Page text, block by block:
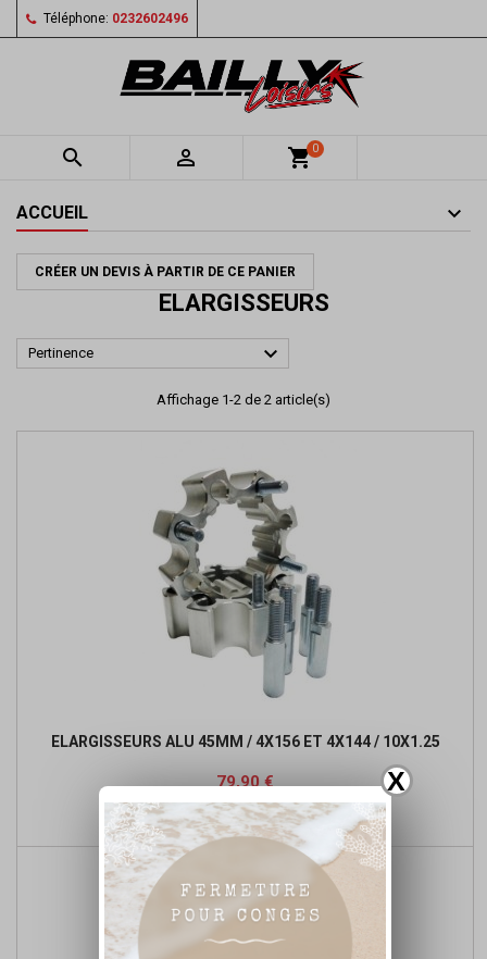
X
Téléphone: 0232602496
  shopping_cart0
ACCUEIL
CRÉER UN DEVIS À PARTIR DE CE PANIER
ELARGISSEURS
Pertinence 
Affichage 1-2 de 2 article(s)
ELARGISSEURS ALU 45MM / 4X156 ET 4X144 / 10X1.25
Prix
79,90 €
 Ajouter au panier